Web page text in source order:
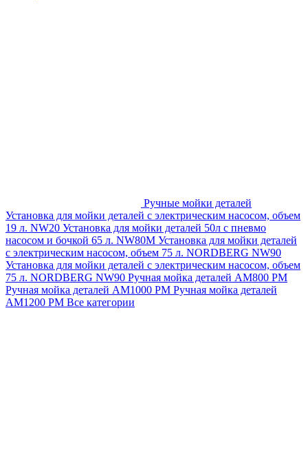
Ручные мойки деталей
Установка для мойки деталей с электрическим насосом, объем
19 л. NW20 Установка для мойки деталей 50л с пневмо
насосом и бочкой 65 л. NW80M Установка для мойки деталей
с электрическим насосом, объем 75 л. NORDBERG NW90
Установка для мойки деталей с электрическим насосом, объем
75 л. NORDBERG NW90 Ручная мойка деталей АМ800 РМ
Ручная мойка деталей АМ1000 РМ Ручная мойка деталей
АМ1200 РМ Все категории